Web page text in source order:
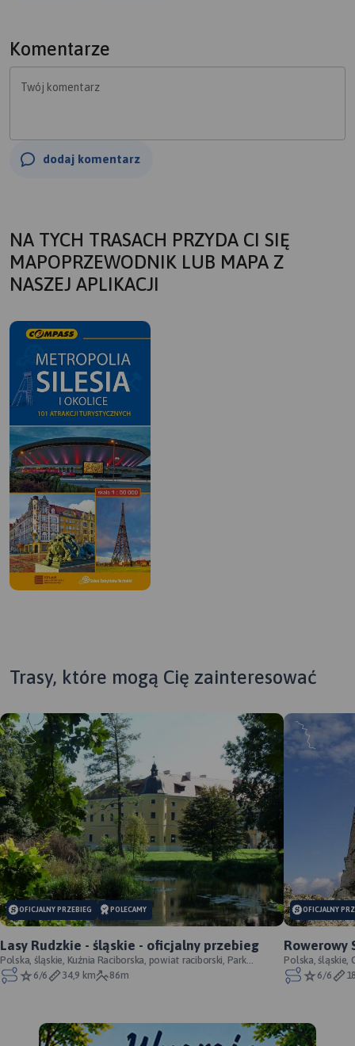
Komentarze
Twój komentarz
dodaj komentarz
NA TYCH TRASACH PRZYDA CI SIĘ
MAPOPRZEWODNIK LUB MAPA Z
NASZEJ APLIKACJI
MAPA TURYSTYCZNA W
APLIKACJI TRASEO
Trasy, które mogą Cię zainteresować
OFICJALNY PRZEBIEG POLECAMY
Lasy Rudzkie - śląskie - oficjalny przebieg
Polska, śląskie, Kuźnia Raciborska, powiat raciborski, Park
Krajobrazowy Cysterskie Kompozycje Krajo
6/6 34,9 km 86m
OFICJALNY
Rowerowy
przebieg
Polska, śląskie,
6/6